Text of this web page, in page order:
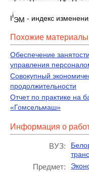
Ii
ЭМ - индекс
Похожие материалы
Обеспечение
управления
Совокупный
продолжительности
Отчет по практике на
«Гомсельмаш»
Информация о
ВУЗ:
Предмет: